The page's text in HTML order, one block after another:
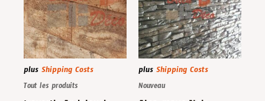
plus Shipping Costs
Tout les produits
plus Shipping Costs
Nouveau